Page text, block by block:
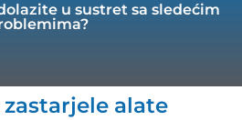
u sustret sa sledećim
alate